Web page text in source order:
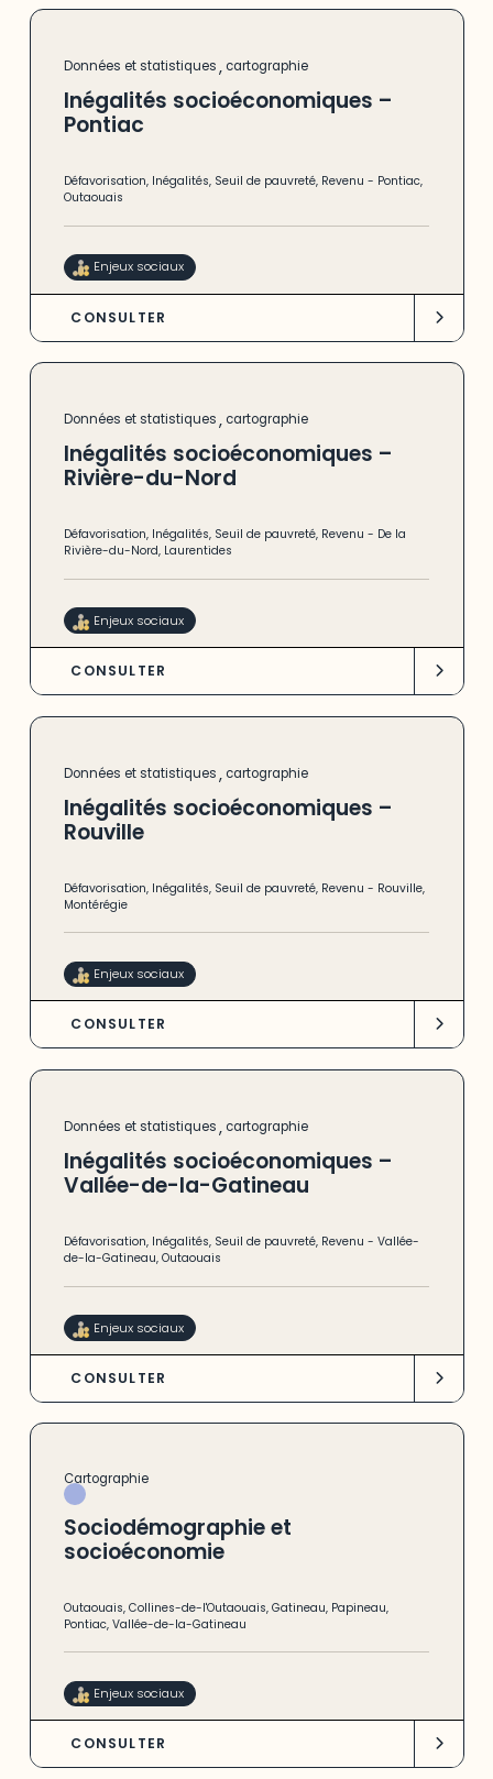
Données et statistiques, cartographie
Inégalités socioéconomiques –
Pontiac
Défavorisation, Inégalités, Seuil de pauvreté, Revenu - Pontiac,
Outaouais
Enjeux sociaux
CONSULTER
Données et statistiques, cartographie
Inégalités socioéconomiques –
Rivière-du-Nord
Défavorisation, Inégalités, Seuil de pauvreté, Revenu - De la
Rivière-du-Nord, Laurentides
Enjeux sociaux
CONSULTER
Données et statistiques, cartographie
Inégalités socioéconomiques –
Rouville
Défavorisation, Inégalités, Seuil de pauvreté, Revenu - Rouville,
Montérégie
Enjeux sociaux
CONSULTER
Données et statistiques, cartographie
Inégalités socioéconomiques –
Vallée-de-la-Gatineau
Défavorisation, Inégalités, Seuil de pauvreté, Revenu -Vallée-
de-la-Gatineau,Outaouais
Enjeux sociaux
CONSULTER
Cartographie
Sociodémographie et
socioéconomie
Outaouais,Collines-de-l'Outaouais,Gatineau, Papineau,
Pontiac,Vallée-de-la-Gatineau
Enjeux sociaux
CONSULTER